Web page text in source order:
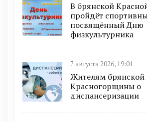
В брянской
пройдёт
посвящённый Дню
физкультурника
7 августа 2026, 19:01
Жителям брянской
Красногорщины о
диспансеризации